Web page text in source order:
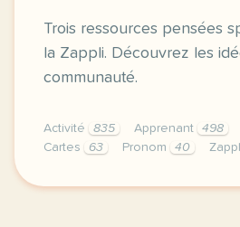
Trois ressources pensées
la Zappli. Découvrez les
communauté.
Activité 835 Apprenant 498
Cartes
63 Pronom 40
en avril 2024 a l occasion